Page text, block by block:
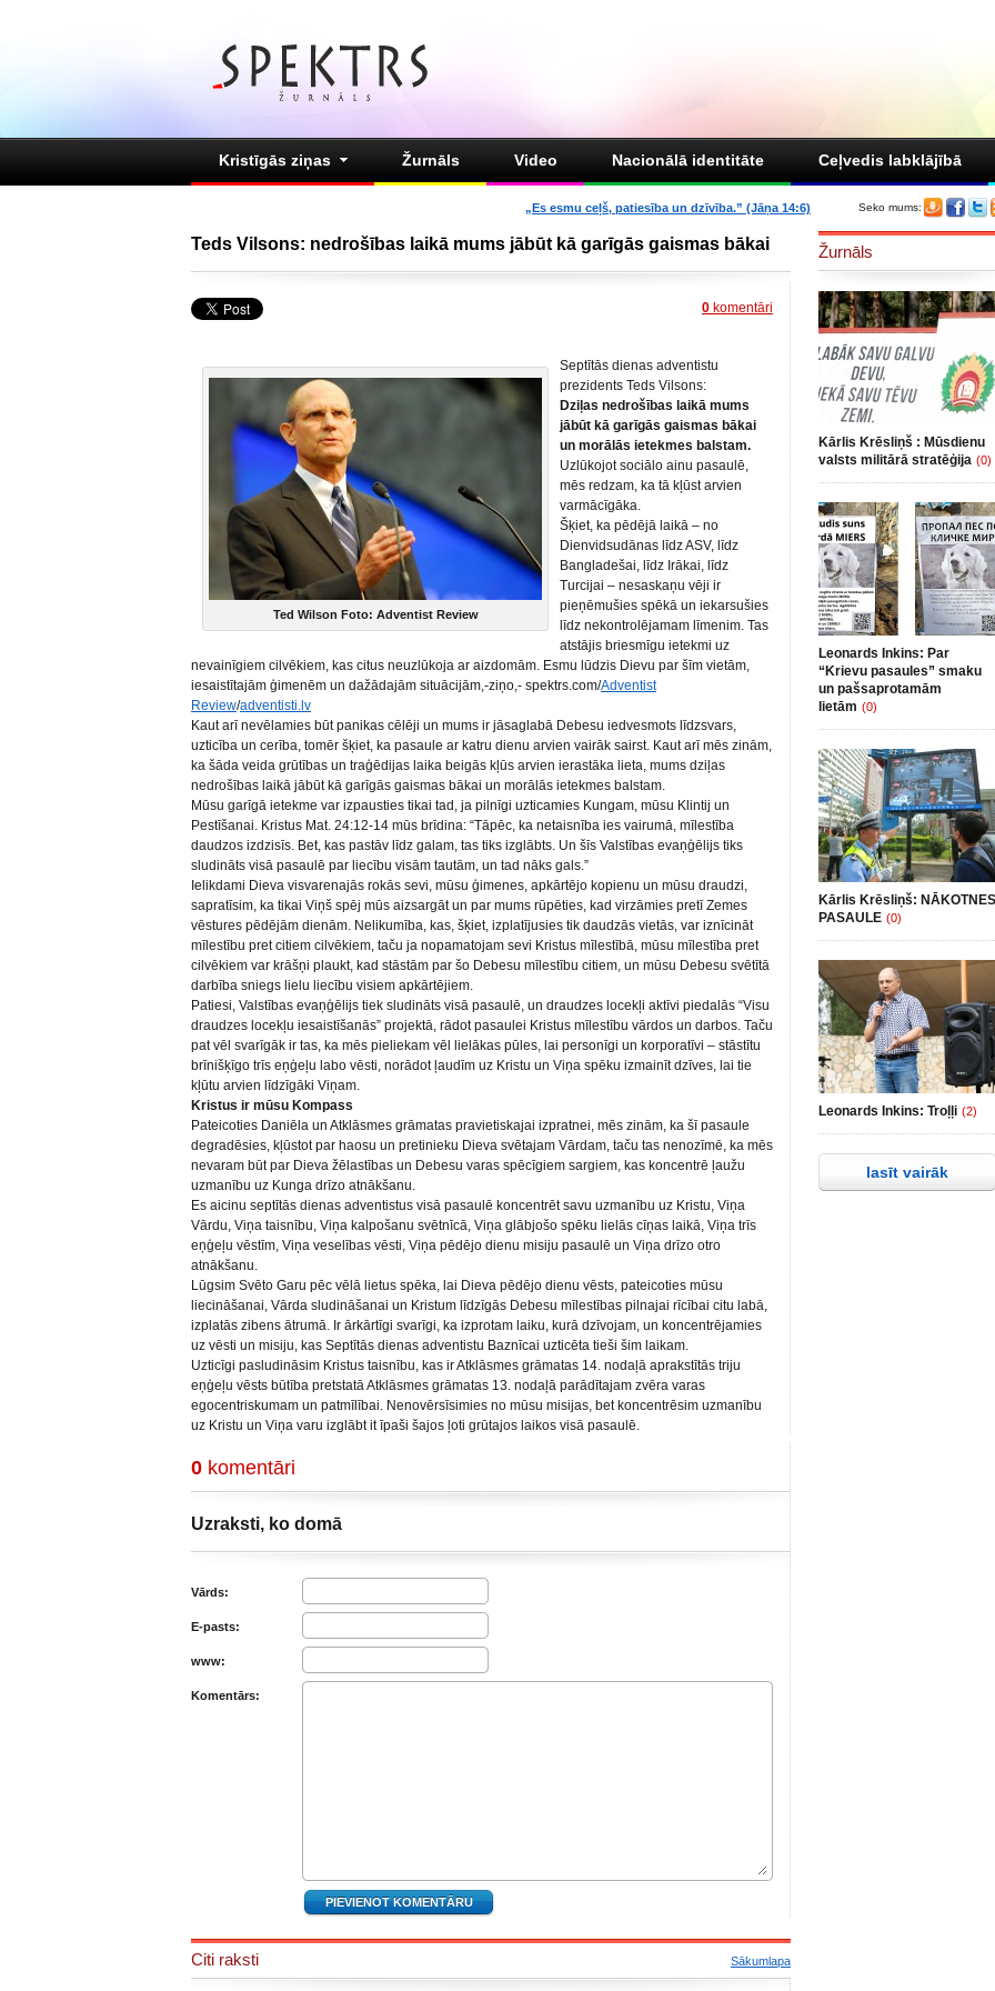
Kristīgās ziņas Žurnāls Video Nacionālā identitāte Ceļvedis labklājībā
Seko mums:
„Es esmu ceļš, patiesība un dzīvība.” (Jāņa 14:6)
Teds Vilsons: nedrošības laikā mums jābūt kā garīgās gaismas bākai
0 komentāri
Ted Wilson Foto: Adventist Review
Septītās dienas adventistu
prezidents Teds Vilsons:
Dziļas nedrošības laikā mums
jābūt kā garīgās gaismas bākai
un morālās ietekmes balstam.
Uzlūkojot sociālo ainu pasaulē,
mēs redzam, ka tā kļūst arvien
varmācīgāka.
Šķiet, ka pēdējā laikā – no
Dienvidsudānas līdz ASV, līdz
Bangladešai, līdz Irākai, līdz
Turcijai – nesaskaņu vēji ir
pieņēmušies spēkā un iekarsušies
līdz nekontrolējamam līmenim. Tas
atstājis briesmīgu ietekmi uz
nevainīgiem cilvēkiem, kas citus neuzlūkoja ar aizdomām. Esmu lūdzis Dievu par šīm vietām,
iesaistītajām ģimenēm un dažādajām situācijām,-ziņo,- spektrs.com/Adventist
Review/adventisti.lv
Kaut arī nevēlamies būt panikas cēlēji un mums ir jāsaglabā Debesu iedvesmots līdzsvars,
uzticība un cerība, tomēr šķiet, ka pasaule ar katru dienu arvien vairāk sairst. Kaut arī mēs zinām,
ka šāda veida grūtības un traģēdijas laika beigās kļūs arvien ierastāka lieta, mums dziļas
nedrošības laikā jābūt kā garīgās gaismas bākai un morālās ietekmes balstam.
Mūsu garīgā ietekme var izpausties tikai tad, ja pilnīgi uzticamies Kungam, mūsu Klintij un
Pestīšanai. Kristus Mat. 24:12-14 mūs brīdina: “Tāpēc, ka netaisnība ies vairumā, mīlestība
daudzos izdzisīs. Bet, kas pastāv līdz galam, tas tiks izglābts. Un šīs Valstības evaņģēlijs tiks
sludināts visā pasaulē par liecību visām tautām, un tad nāks gals.”
Ielikdami Dieva visvarenajās rokās sevi, mūsu ģimenes, apkārtējo kopienu un mūsu draudzi,
sapratīsim, ka tikai Viņš spēj mūs aizsargāt un par mums rūpēties, kad virzāmies pretī Zemes
vēstures pēdējām dienām. Nelikumība, kas, šķiet, izplatījusies tik daudzās vietās, var iznīcināt
mīlestību pret citiem cilvēkiem, taču ja nopamatojam sevi Kristus mīlestībā, mūsu mīlestība pret
cilvēkiem var krāšņi plaukt, kad stāstām par šo Debesu mīlestību citiem, un mūsu Debesu svētītā
darbība sniegs lielu liecību visiem apkārtējiem.
Patiesi, Valstības evaņģēlijs tiek sludināts visā pasaulē, un draudzes locekļi aktīvi piedalās “Visu
draudzes locekļu iesaistīšanās” projektā, rādot pasaulei Kristus mīlestību vārdos un darbos. Taču
pat vēl svarīgāk ir tas, ka mēs pieliekam vēl lielākas pūles, lai personīgi un korporatīvi – stāstītu
brīnišķīgo trīs eņģeļu labo vēsti, norādot ļaudīm uz Kristu un Viņa spēku izmainīt dzīves, lai tie
kļūtu arvien līdzīgāki Viņam.
Kristus ir mūsu Kompass
Pateicoties Daniēla un Atklāsmes grāmatas pravietiskajai izpratnei, mēs zinām, ka šī pasaule
degradēsies, kļūstot par haosu un pretinieku Dieva svētajam Vārdam, taču tas nenozīmē, ka mēs
nevaram būt par Dieva žēlastības un Debesu varas spēcīgiem sargiem, kas koncentrē ļaužu
uzmanību uz Kunga drīzo atnākšanu.
Es aicinu septītās dienas adventistus visā pasaulē koncentrēt savu uzmanību uz Kristu, Viņa
Vārdu, Viņa taisnību, Viņa kalpošanu svētnīcā, Viņa glābjošo spēku lielās cīņas laikā, Viņa trīs
eņģeļu vēstīm, Viņa veselības vēsti, Viņa pēdējo dienu misiju pasaulē un Viņa drīzo otro
atnākšanu.
Lūgsim Svēto Garu pēc vēlā lietus spēka, lai Dieva pēdējo dienu vēsts, pateicoties mūsu
liecināšanai, Vārda sludināšanai un Kristum līdzīgās Debesu mīlestības pilnajai rīcībai citu labā,
izplatās zibens ātrumā. Ir ārkārtīgi svarīgi, ka izprotam laiku, kurā dzīvojam, un koncentrējamies
uz vēsti un misiju, kas Septītās dienas adventistu Baznīcai uzticēta tieši šim laikam.
Uzticīgi pasludināsim Kristus taisnību, kas ir Atklāsmes grāmatas 14. nodaļā aprakstītās triju
eņģeļu vēsts būtība pretstatā Atklāsmes grāmatas 13. nodaļā parādītajam zvēra varas
egocentriskumam un patmīlībai. Nenovērsīsimies no mūsu misijas, bet koncentrēsim uzmanību
uz Kristu un Viņa varu izglābt it īpaši šajos ļoti grūtajos laikos visā pasaulē.
0 komentāri
Uzraksti, ko domā
Vārds:
E-pasts:
www:
Komentārs:
Citi raksti Sākumlapa
Žurnāls
Kārlis Krēsliņš : Mūsdienu
valsts militārā stratēģija (0)
Leonards Inkins: Par
“Krievu pasaules” smaku
un pašsaprotamām
lietām (0)
Kārlis Krēsliņš: NĀKOTNES
PASAULE (0)
Leonards Inkins: Troļļi (2)
lasīt vairāk